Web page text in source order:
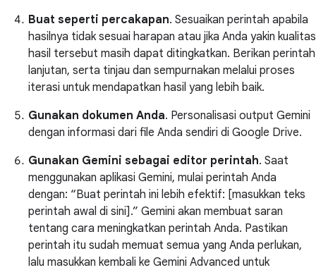
Buat seperti percakapan. Sesuaikan perintah apabila
hasilnya tidak sesuai harapan atau jika Anda yakin kualitas
hasil tersebut masih dapat ditingkatkan. Berikan perintah
lanjutan, serta tinjau dan sempurnakan melalui proses
iterasi untuk mendapatkan hasil yang lebih baik.
Gunakan dokumen Anda. Personalisasi output Gemini
dengan informasi dari file Anda sendiri di Google Drive.
Gunakan Gemini sebagai editor perintah. Saat
menggunakan aplikasi Gemini, mulai perintah Anda
dengan: “Buat perintah ini lebih efektif: [masukkan teks
perintah awal di sini].” Gemini akan membuat saran
tentang cara meningkatkan perintah Anda. Pastikan
perintah itu sudah memuat semua yang Anda perlukan,
lalu masukkan kembali ke Gemini Advanced untuk